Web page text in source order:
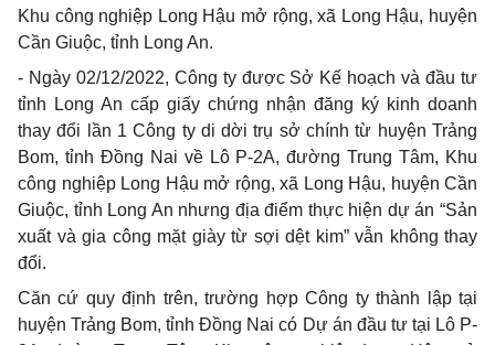
Khu công nghiệp Long Hậu mở rộng, xã Long Hậu, huyện
Cần Giuộc, tỉnh Long An.
- Ngày 02/12/2022, Công ty được Sở Kế hoạch và đầu tư
tỉnh Long An cấp giấy chứng nhận đăng ký kinh doanh
thay đổi lần 1 Công ty di dời trụ sở chính từ huyện Trảng
Bom, tỉnh Đồng Nai về Lô P-2A, đường Trung Tâm, Khu
công nghiệp Long Hậu mở rộng, xã Long Hậu, huyện Cần
Giuộc, tỉnh Long An nhưng địa điểm thực hiện dự án “Sản
xuất và gia công mặt giày từ sợi dệt kim” vẫn không thay
đổi.
Căn cứ quy định trên, trường hợp Công ty thành lập tại
huyện Trảng Bom, tỉnh Đồng Nai có Dự án đầu tư tại Lô P-